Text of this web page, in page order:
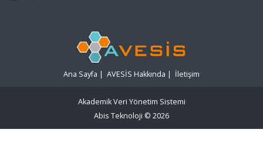
Ana Sayfa | AVESİS Hakkında | İletişim
Akademik Veri Yönetim Sistemi
Abis Teknoloji © 2026